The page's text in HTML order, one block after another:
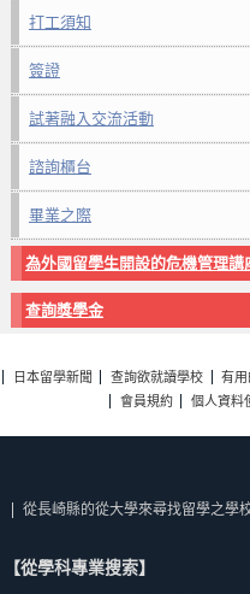
打工須知
簽證
試著融入交流活動
諮詢櫃台
畢業之際
為外國留學生開設的危機管理講
查詢獎學金
日本留學新聞 查詢欲就讀學校 有
會員規約
個人資料
從長崎縣的從大學來尋找留學之學
【從學科專業搜索】